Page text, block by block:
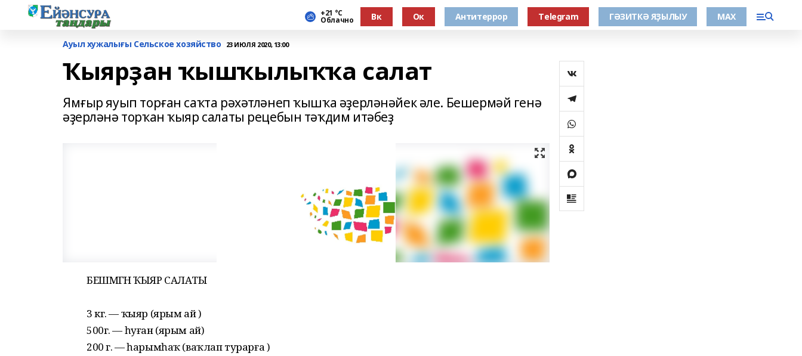
+21 °С
Облачно Вк Ок Антитеррор Тelegram ГӘЗИТКӘ ЯҘЫЛЫУ МАХ
Ауыл хужалығы Сельское хозяйство 23 ИЮЛЯ 2020, 13:00
Ҡыярҙан ҡышҡылыҡҡа салат
Ямғыр яуып торған саҡта рәхәтләнеп ҡышҡа әҙерләнәйек әле. Бешермәй генә
әҙерләнә торҡан ҡыяр салаты рецебын тәҡдим итәбеҙ
БЕШМӘГӘН ҠЫЯР САЛАТЫ
3 кг. — ҡыяр (ярым ай )
500г. — һуған (ярым ай)
200 г. — һарымһаҡ (ваҡлап турарға )